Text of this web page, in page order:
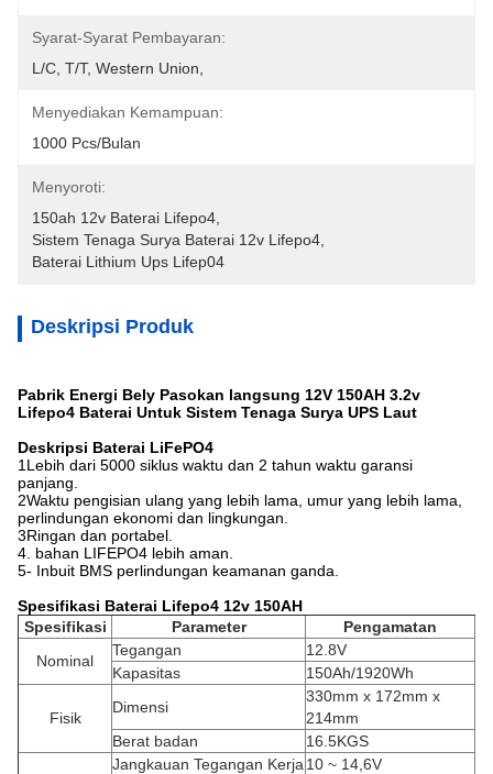
Syarat-Syarat Pembayaran:
L/C, T/T, Western Union,
Menyediakan Kemampuan:
1000 Pcs/bulan
Menyoroti:
150ah 12v Baterai Lifepo4
Sistem Tenaga Surya Baterai 12v Lifepo4
Baterai Lithium Ups Lifep04
Deskripsi Produk
Pabrik Energi Bely Pasokan langsung 12V 150AH 3.2v
Lifepo4 Baterai Untuk Sistem Tenaga Surya UPS Laut
Deskripsi Baterai LiFePO4
1Lebih dari 5000 siklus waktu dan 2 tahun waktu garansi
panjang.
2Waktu pengisian ulang yang lebih lama, umur yang lebih lama,
perlindungan ekonomi dan lingkungan.
3Ringan dan portabel.
4. bahan LIFEPO4 lebih aman.
5- Inbuit BMS perlindungan keamanan ganda.
Spesifikasi Baterai Lifepo4 12v 150AH
Spesifikasi
Parameter
Pengamatan
Nominal
Tegangan
12.8V
Kapasitas
150Ah/1920Wh
Fisik
Dimensi
330mm x 172mm x
214mm
Berat badan
16.5KGS
Jangkauan Tegangan Kerja 10 ~ 14,6V